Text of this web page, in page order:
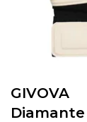
GIVOVA
Diamante